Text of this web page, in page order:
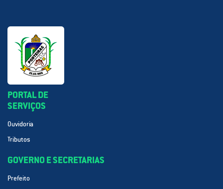
PORTAL DE
SERVIÇOS
Ouvidoria
Tributos
GOVERNO E SECRETARIAS
Prefeito